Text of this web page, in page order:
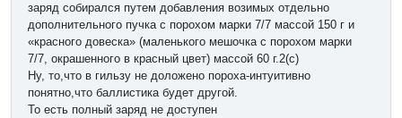
заряд собирался путем добавления возимых отдельно
дополнительного пучка с порохом марки 7/7 массой 150 г и
«красного довеска» (маленького мешочка с порохом марки
7/7, окрашенного в красный цвет) массой 60 г.2(с)
Ну, то,что в гильзу не доложено пороха-интуитивно
понятно,что баллистика будет другой.
То есть полный заряд не доступен